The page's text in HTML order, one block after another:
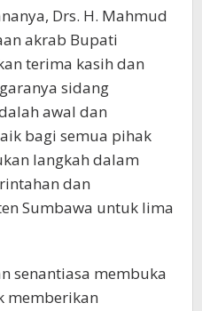
Drs. H. Mahmud
akrab Bupati
terima kasih dan
sidang
awal dan
bagi semua pihak
langkah dalam
dan
Sumbawa untuk lima
senantiasa membuka
memberikan